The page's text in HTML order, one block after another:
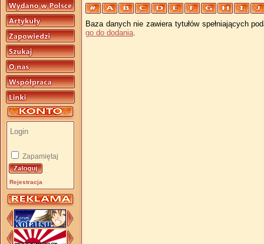
Zapamiętaj
Rejestracja
Baza danych nie zawiera tytułów spełniających
go do dodania.